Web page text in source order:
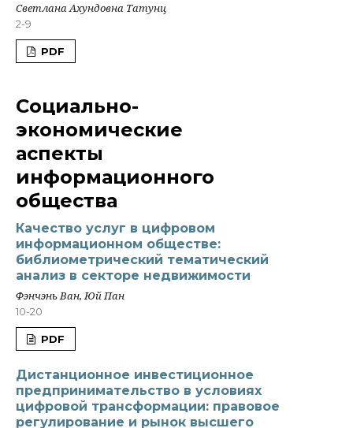
Светлана Ахундовна Татунц
2-9
PDF
Социально-
экономические
аспекты
информационного
общества
Качество услуг в цифровом
информационном обществе:
библиометрический тематический
анализ в секторе недвижимости
Фэнчэнь Ван, Юй Пан
10-20
PDF
Дистанционное инвестиционное
предпринимательство в условиях
цифровой трансформации: правовое
регулирование и рынок высшего